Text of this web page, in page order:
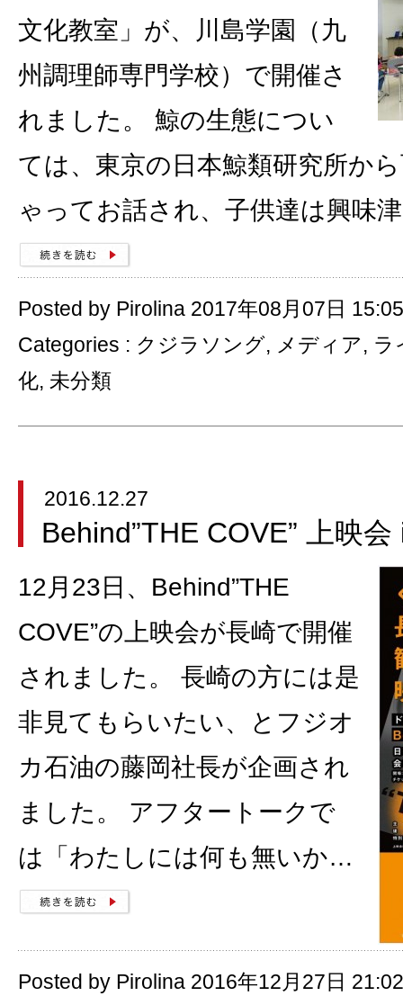
文化教室」が、川島学園（九
州調理師専門学校）で開催さ
れました。 鯨の生態につい
ては、東京の日本鯨類研究所か
ゃってお話され、子供達は興味
Posted by Pirolina 2017年08月07日 15:05
Categories : クジラソング, メディア, ラ
化, 未分類
2016.12.27
Behind”THE COVE” 上映
12月23日、Behind”THE
COVE”の上映会が長崎で開催
されました。 長崎の方には是
非見てもらいたい、とフジオ
カ石油の藤岡社長が企画され
ました。 アフタートークで
は「わたしには何も無いか…
Posted by Pirolina 2016年12月27日 21:02